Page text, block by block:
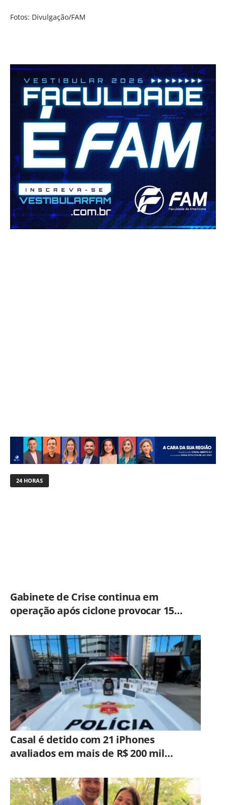
Fotos: Divulgação/FAM
24 HORAS
Gabinete de Crise continua em
operação após ciclone provocar 15
Casal é detido com 21 iPhones
avaliados em mais de R$ 200 mil
Campinas